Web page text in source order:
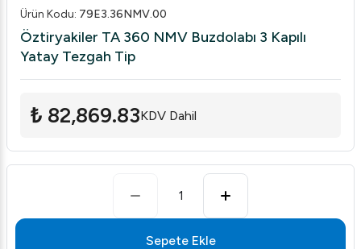
Ürün Kodu: 79E3.36NMV.00
Öztiryakiler TA 360 NMV Buzdolabı 3 Kapılı
Yatay Tezgah Tip
₺ 82,869.83KDV Dahil
1
Sepete Ekle